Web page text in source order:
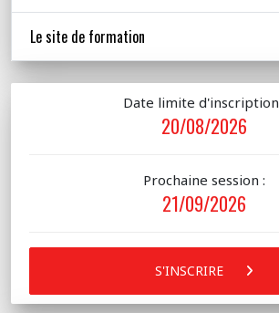
Le site de formation
Date limite
20/08/2026
Prochaine session :
21/09/2026
S'INSCRIRE